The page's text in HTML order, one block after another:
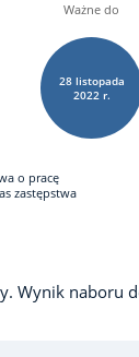
Ważne do
28 listopada
2022 r.
o pracę
zastępstwa
Wynik naboru